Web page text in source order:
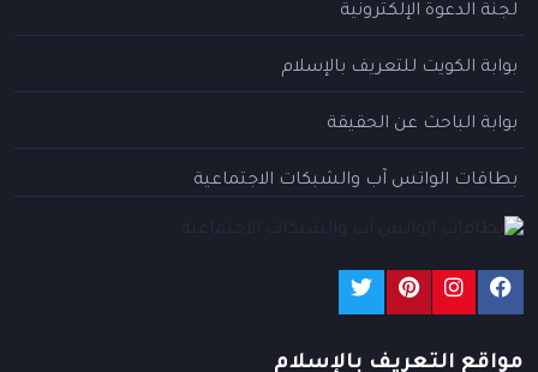
لجنة الدعوة الإلكترونية
بوابة الكويت للتعريف بالإسلام
بوابة الباحث عن الحقيقة
بطاقات الواتس آب والشبكات الاجتماعية
مواقع التعريف بالإسلام